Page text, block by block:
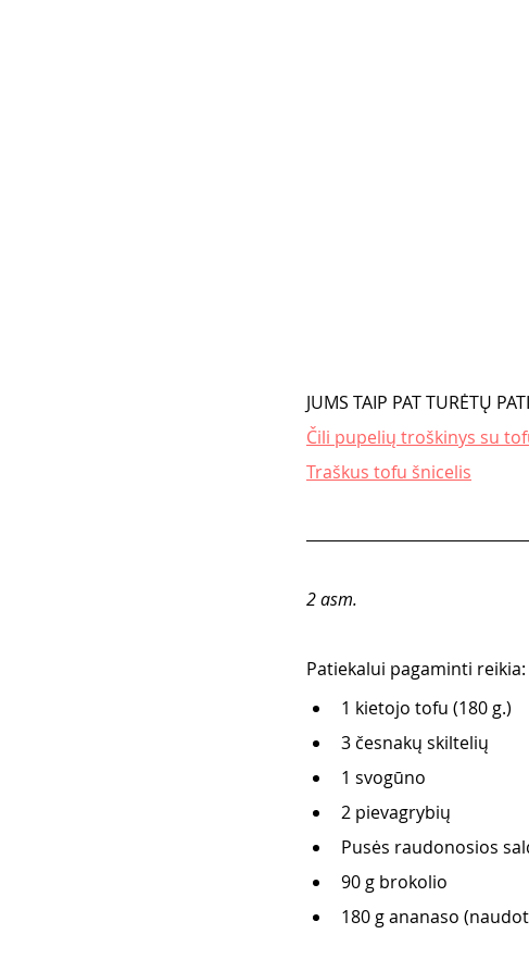
JUMS TAIP PAT TURĖTŲ
Čili pupelių troškinys su
Traškus tofu šnicelis
2 asm.
Patiekalui pagaminti reikia:
1 kietojo tofu (180 g.)
3 česnakų skiltelių
1 svogūno
2 pievagrybių
Pusės raudonosios
90 g brokolio
180 g ananaso